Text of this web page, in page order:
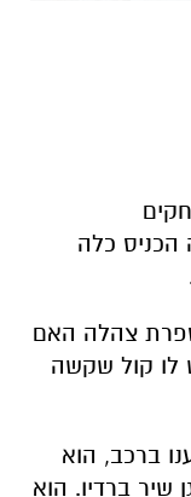
הכניס כלה
צהלה האם
לו קול שקשה
ברכב, הוא
שיר ברדיו. הוא